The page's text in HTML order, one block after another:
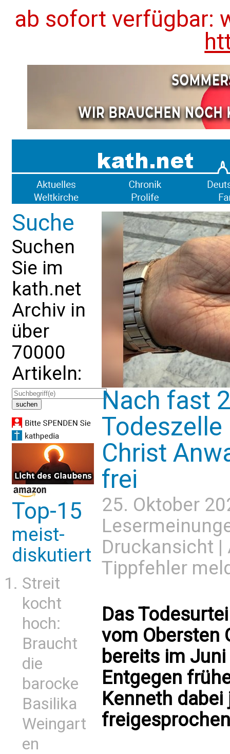
ab sofort verfügbar:
Suche
Suchen
Sie im
kath.net
Archiv in
über
70000
Artikeln:
Top-15
meist-
diskutiert
Streit
kocht
hoch:
Braucht
die
barocke
Basilika
Weingart
en
Nach fast
Todeszelle
Christ
frei
25. Oktober
Druckansicht |
Tippfehler
Das
vom Obersten
bereits im
Entgegen
Kenneth